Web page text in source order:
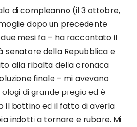
di compleanno (il 3 ottobre,
dopo un precedente
due mesi fa – ha raccontato il
senatore della Repubblica e
alla ribalta della cronaca
finale – mi avevano
di grande pregio ed è
il bottino ed il fatto di averla
indotti a tornare e rubare. Mi